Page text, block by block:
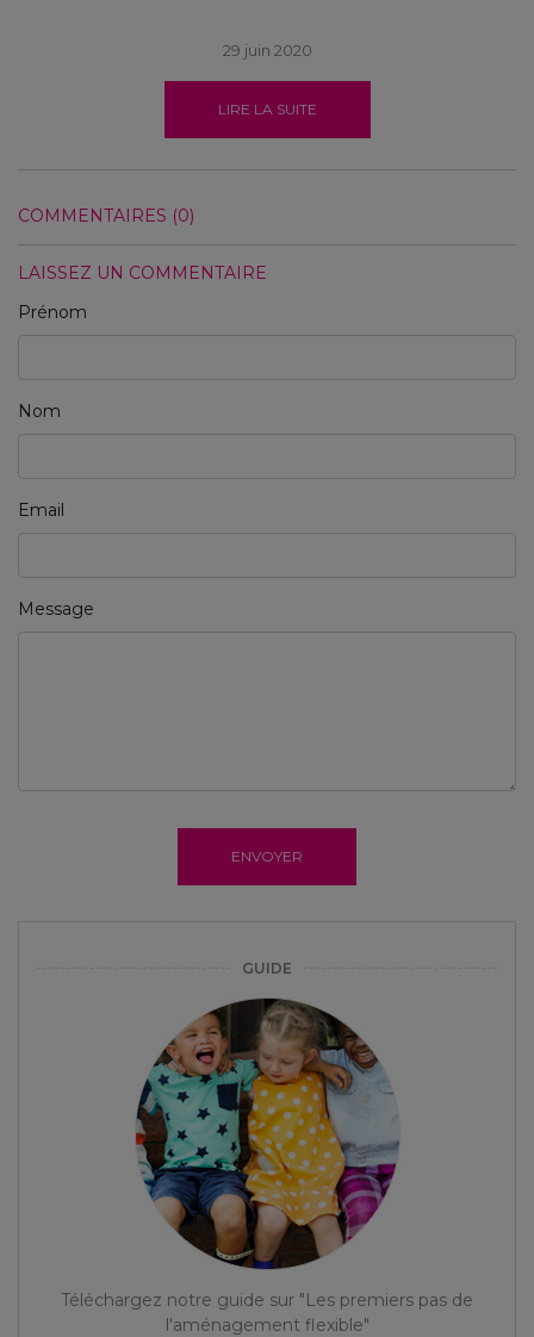
29 juin 2020
LIRE LA SUITE
COMMENTAIRES (0)
LAISSEZ UN COMMENTAIRE
Prénom
Nom
Email
Message
ENVOYER
GUIDE
Téléchargez notre guide sur "Les premiers pas de
l'aménagement flexible"